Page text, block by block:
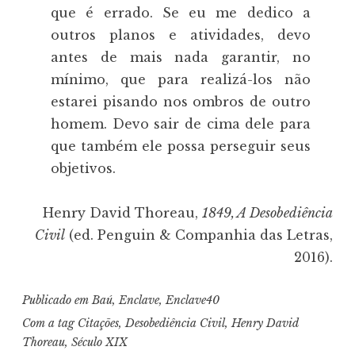
que é errado. Se eu me dedico a
outros planos e atividades, devo
antes de mais nada garantir, no
mínimo, que para realizá-los não
estarei pisando nos ombros de outro
homem. Devo sair de cima dele para
que também ele possa perseguir seus
objetivos.
Henry David Thoreau, 1849, A Desobediência
Civil (ed. Penguin & Companhia das Letras,
2016).
Publicado emBaú,Enclave,Enclave40
Com a tag Citações,Desobediência Civil,Henry David
Thoreau, Século XIX